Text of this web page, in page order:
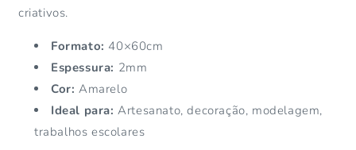
criativos.
Formato: 40×60cm
Espessura: 2mm
Cor: Amarelo
Ideal para: Artesanato, decoração, modelagem,
trabalhos escolares